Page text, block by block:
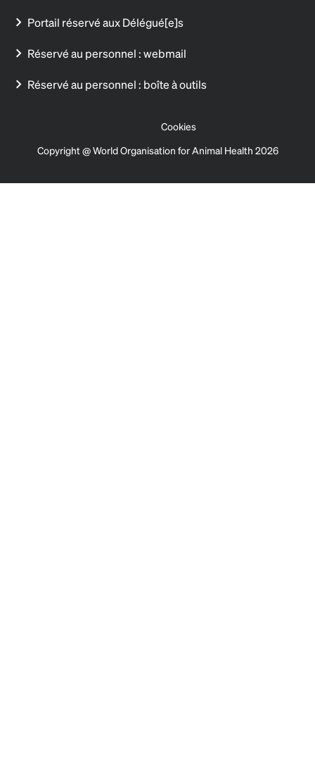
Portail réservé aux Délégué[e]s
Réservé au personnel : webmail
Réservé au personnel : boîte à outils
Cookies
Copyright @ World Organisation for Animal Health 2026